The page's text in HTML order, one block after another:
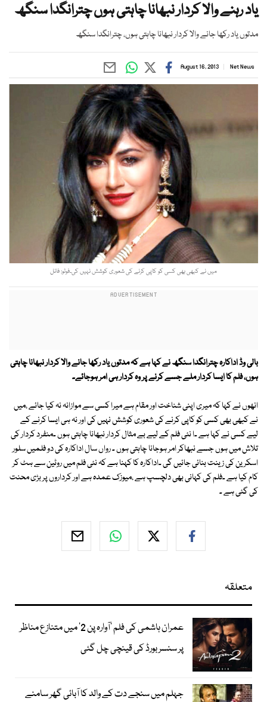
یاد رہنے والا کردار نبھانا چاہتی ہوں چترانگدا سنگھ
مدتوں یاد رکھا جانے والا کردار نبھانا چاہتی ہوں، چترانگدا سنگھ
Net News
August 16, 2013
میں نے کبھی بھی کسی کو کاپی کرنے کی شعوری کوشش نہیں کی۔فوٹو: فائل
بالی وڈ اداکارہ چترانگدا سنگھ نے کہا ہے کہ مدتوں یاد رکھا جانے والا کردار نبھانا چاہتی
ہوں، فلم کا ایسا کردار ملے جسے کرنے پر وہ کردار ہی امر ہوجائے۔
انھوں نے کہا کہ میری اپنی شناخت اور مقام ہے میرا کسی سے موازانہ نہ کیا جائے ،میں
نے کبھی بھی کسی کو کاپی کرنے کی شعوری کوشش نہیں کی اور نہ ہی ایسا کرنے کے
لیے کسی نے کہا ہے ۔ا نئی فلم کے لیے بے مثال کردار نبھانا چاہتی ہوں ۔منفرد کردار کی
تلاش میں ہوں جسے نبھاکر امر ہوجانا چاہتی ہوں ۔ رواں سال اداکارہ کی دو فلمیں سلور
اسکرین کی زینت بنائی جائیں گی ۔اداکارہ کا کہنا ہے کہ نئی فلم میں روٹین سے ہٹ کر
کام کیا ہے ۔فلم کی کہانی بھی دلچسپ ہے ،میوزک عمدہ ہے اور کرداروں پر بڑی محنت
کی گئی ہے ۔
متعلقہ
عمران ہاشمی کی فلم ’آوارہ پن 2‘ میں متنازع مناظر
پر سنسر بورڈ کی قینچی چل گئی
جہلم میں سنجے دت کے والد کا آبائی گھر سامنے